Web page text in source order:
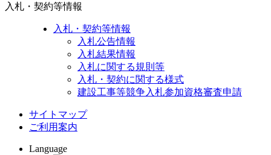
入札・契約等情報
入札・契約等情報
入札公告情報
入札結果情報
入札に関する規則等
入札・契約に関する様式
建設工事等競争入札参加資格審査申請
サイトマップ
ご利用案内
Language